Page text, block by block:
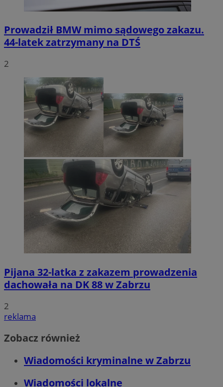
Prowadził BMW mimo sądowego zakazu.
44-latek zatrzymany na DTŚ
2
Pijana 32-latka z zakazem prowadzenia
dachowała na DK 88 w Zabrzu
2
reklama
Zobacz również
Wiadomości kryminalne w Zabrzu
Wiadomości lokalne